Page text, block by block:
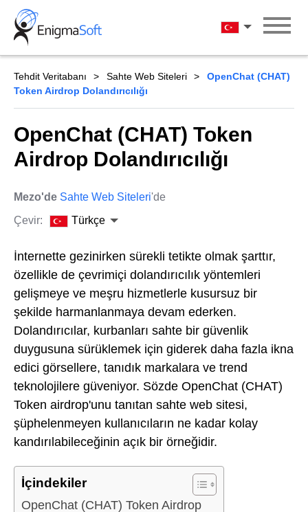
Skip
content
Türkçe
Tehdit Veritabanı Sahte Web Siteleri
OpenChat (CHAT)
Token Airdrop Dolandırıcılığı
OpenChat (CHAT) Token
Airdrop Dolandırıcılığı
Mezo'de Sahte Web Siteleri'de
Çevir:
Türkçe
İnternette gezinirken sürekli tetikte olmak şarttır,
özellikle de çevrimiçi dolandırıcılık yöntemleri
gelişmeye ve meşru hizmetlerle kusursuz bir
şekilde harmanlanmaya devam ederken.
Dolandırıcılar, kurbanları sahte bir güvenlik
duygusuna sürüklemek için giderek daha fazla ikna
edici görsellere, tanıdık markalara ve trend
teknolojilere güveniyor. Sözde OpenChat (CHAT)
Token airdrop'unu tanıtan sahte web sitesi,
şüphelenmeyen kullanıcıların ne kadar kolay
kandırılabileceğinin açık bir örneğidir.
İçindekiler
OpenChat (CHAT) Token Airdrop